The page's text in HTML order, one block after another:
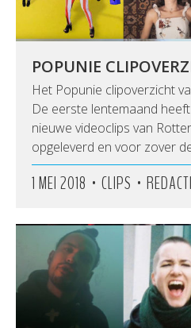
POPUNIE
Het Popunie clipoverzicht
De eerste lentemaand
nieuwe videoclips van
opgeleverd en voor zover
1 MEI 2018 • CLIPS •